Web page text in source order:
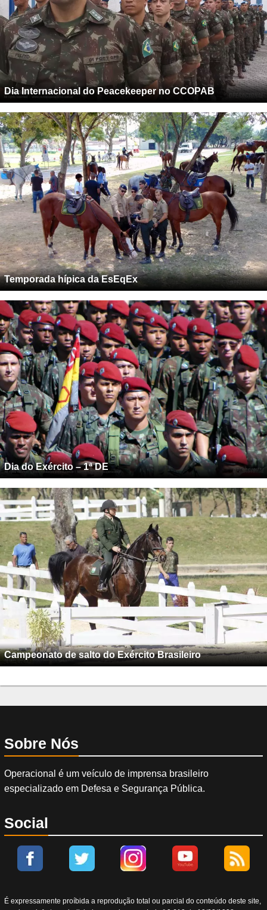
Dia Internacional do Peacekeeper no CCOPAB
Temporada hípica da EsEqEx
Dia do Exército – 1ª DE
Campeonato de salto do Exército Brasileiro
Sobre Nós
Operacional é um veículo de imprensa brasileiro
especializado em Defesa e Segurança Pública.
Social
É expressamente proíbida a reprodução total ou parcial do conteúdo deste site,